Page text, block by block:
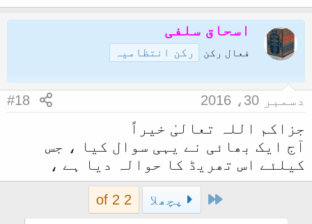
اسحاق سلفی
فعال رکن رکن انتظامیہ
دسمبر 30، 2016 #18
جزاکم اللہ تعالیٰ خیراً
آج ایک بھائی نے یہی سوال کیا ، جس
کیلئے اس تھریڈ کا حوالہ دیا ہے ،
Firstپچھلا 2 of 2